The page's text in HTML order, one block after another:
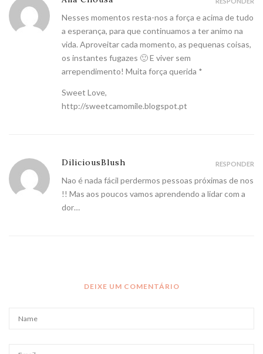
Nesses momentos resta-nos a força e acima de tudo
a esperança, para que continuamos a ter animo na
vida. Aproveitar cada momento, as pequenas coisas,
os instantes fugazes 🙂 E viver sem
arrependimento! Muita força querida *
Sweet Love,
http://sweetcamomile.blogspot.pt
DiliciousBlush
Nao é nada fácil perdermos pessoas próximas de nos
!! Mas aos poucos vamos aprendendo a lidar com a
dor…
RESPONDER
DEIXE UM COMENTÁRIO